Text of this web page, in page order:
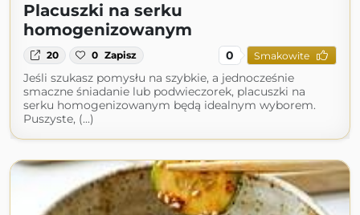
Placuszki na serku
homogenizowanym
20 0 Zapisz 0 Smakowite
Jeśli szukasz pomysłu na szybkie, a jednocześnie
smaczne śniadanie lub podwieczorek, placuszki na
serku homogenizowanym będą idealnym wyborem.
Puszyste, (...)